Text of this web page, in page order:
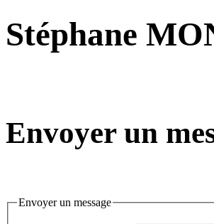
Stéphane
Envoyer un
Envoyer un message